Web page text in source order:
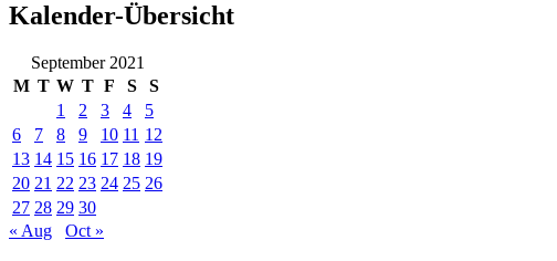
Kalender-Übersicht
September 2021
M T W T F S
S
1
2 3 4
5
6
7 8 9 10 11 12
13 14 15 16 17 18 19
20 21 22 23 24 25 26
27 28 29 30
« Aug
Oct »